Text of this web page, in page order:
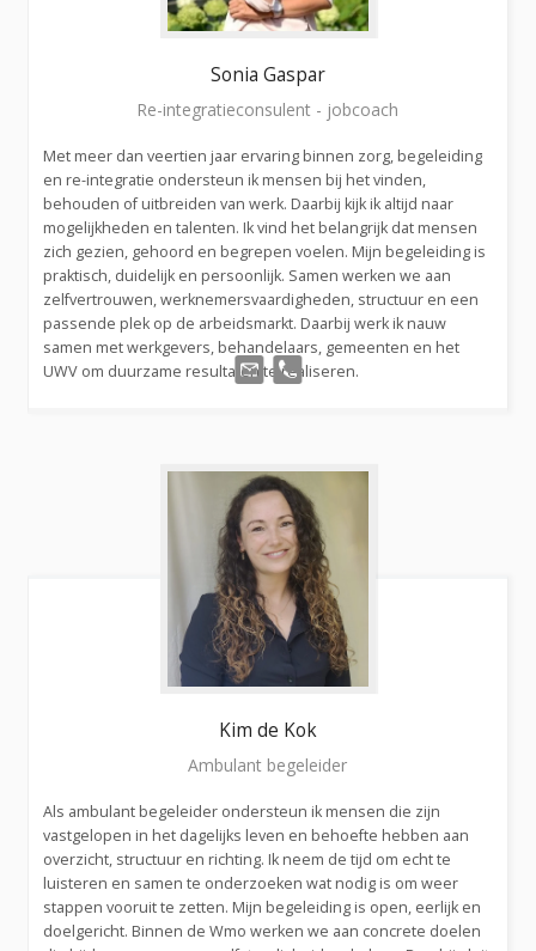
Sonia Gaspar
Re-integratieconsulent - jobcoach
Met meer dan veertien jaar ervaring binnen zorg, begeleiding
en re-integratie ondersteun ik mensen bij het vinden,
behouden of uitbreiden van werk. Daarbij kijk ik altijd naar
mogelijkheden en talenten. Ik vind het belangrijk dat mensen
zich gezien, gehoord en begrepen voelen. Mijn begeleiding is
praktisch, duidelijk en persoonlijk. Samen werken we aan
zelfvertrouwen, werknemersvaardigheden, structuur en een
passende plek op de arbeidsmarkt. Daarbij werk ik nauw
samen met werkgevers, behandelaars, gemeenten en het
UWV om duurzame resultaten te realiseren.
Kim de Kok
Ambulant begeleider
Als ambulant begeleider ondersteun ik mensen die zijn
vastgelopen in het dagelijks leven en behoefte hebben aan
overzicht, structuur en richting. Ik neem de tijd om echt te
luisteren en samen te onderzoeken wat nodig is om weer
stappen vooruit te zetten. Mijn begeleiding is open, eerlijk en
doelgericht. Binnen de Wmo werken we aan concrete doelen